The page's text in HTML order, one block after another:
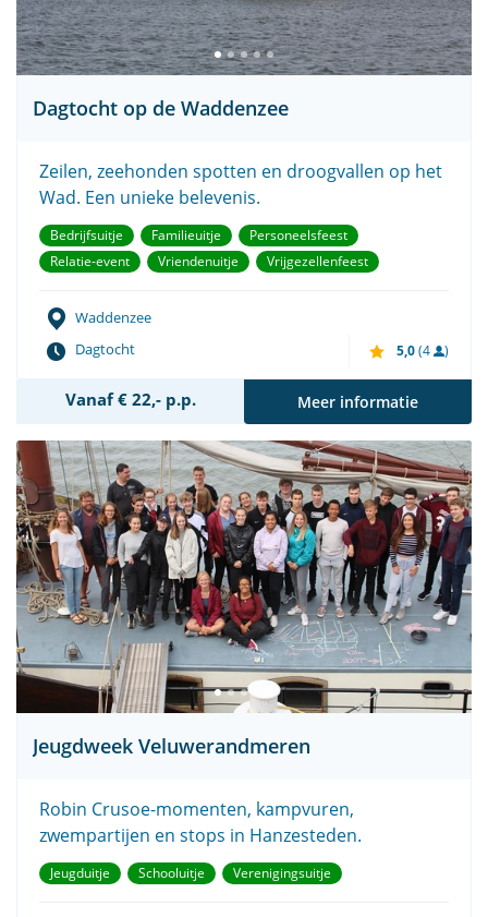
Dagtocht op de Waddenzee
Zeilen, zeehonden spotten en droogvallen op het
Wad. Een unieke belevenis.
Bedrijfsuitje Familieuitje
Personeelsfeest
Relatie-event
Vriendenuitje Vrijgezellenfeest
Waddenzee
Dagtocht
5,0(4 )
Vanaf € 22,- p.p. Meer informatie
Jeugdweek Veluwerandmeren
Robin Crusoe-momenten, kampvuren,
zwempartijen en stops in Hanzesteden.
Jeugduitje Schooluitje Verenigingsuitje